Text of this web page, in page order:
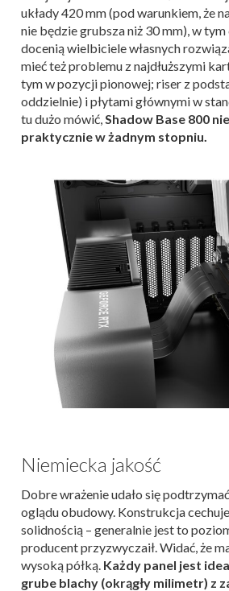
układy 420 mm (pod warunkiem, że
nie będzie grubsza niż 30 mm), w
docenią wielbiciele własnych
mieć też problemu z najdłuższymi
tym w pozycji pionowej; riser z
oddzielnie) i płytami głównymi w
tu dużo mówić,Shadow Base 800
praktycznie w żadnym stopniu.
Niemiecka jakość
Dobre wrażenie udało się
oglądu obudowy. Konstrukcja
solidnością – generalnie jest to
producent przyzwyczaił. Widać, że
wysoką półką. Każdy panel jest
grube blachy (okrągły milimetr) z